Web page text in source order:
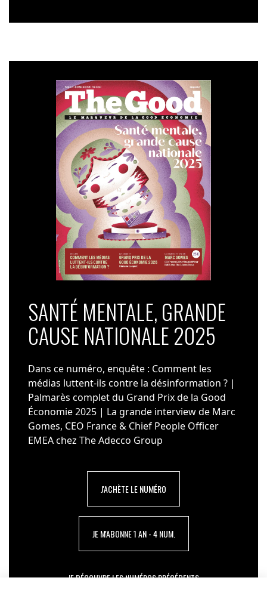
SANTÉ MENTALE, GRANDE
CAUSE NATIONALE 2025
Dans ce numéro, enquête : Comment les
médias luttent-ils contre la désinformation ? |
Palmarès complet du Grand Prix de la Good
Économie 2025 | La grande interview de Marc
Gomes, CEO France & Chief People Officer
EMEA chez The Adecco Group
J'ACHÈTE LE NUMÉRO
JE M'ABONNE 1 AN - 4 NUM.
JE DÉCOUVRE LES NUMÉROS PRÉCÉDENTS